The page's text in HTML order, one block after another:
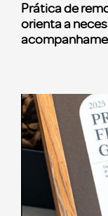
Prática de
orienta a